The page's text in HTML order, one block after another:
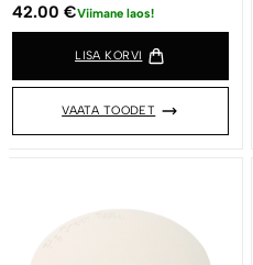
42.00 €Viimane laos!
LISA KORVI
VAATA TOODET